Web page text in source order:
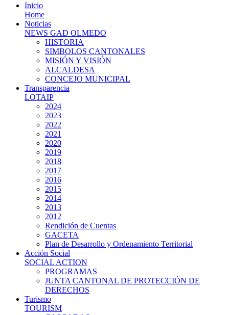
Inicio
Home
Noticias
NEWS GAD OLMEDO
HISTORIA
SIMBOLOS CANTONALES
MISIÓN Y VISIÓN
ALCALDESA
CONCEJO MUNICIPAL
Transparencia
LOTAIP
2024
2023
2022
2021
2020
2019
2018
2017
2016
2015
2014
2013
2012
Rendición de Cuentas
GACETA
Plan de Desarrollo y Ordenamiento Territorial
Acción Social
SOCIAL ACTION
PROGRAMAS
JUNTA CANTONAL DE PROTECCIÓN DE
DERECHOS
Turismo
TOURISM